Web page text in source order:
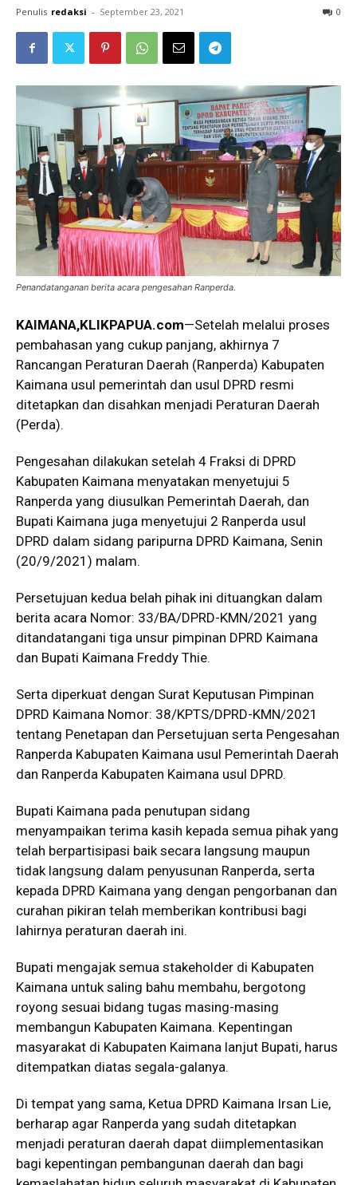
Penulis redaksi - September 23, 2021 0
Penandatanganan berita acara pengesahan Ranperda.
KAIMANA,KLIKPAPUA.com—Setelah melalui proses
pembahasan yang cukup panjang, akhirnya 7
Rancangan Peraturan Daerah (Ranperda) Kabupaten
Kaimana usul pemerintah dan usul DPRD resmi
ditetapkan dan disahkan menjadi Peraturan Daerah
(Perda).
Pengesahan dilakukan setelah 4 Fraksi di DPRD
Kabupaten Kaimana menyatakan menyetujui 5
Ranperda yang diusulkan Pemerintah Daerah, dan
Bupati Kaimana juga menyetujui 2 Ranperda usul
DPRD dalam sidang paripurna DPRD Kaimana, Senin
(20/9/2021) malam.
Persetujuan kedua belah pihak ini dituangkan dalam
berita acara Nomor: 33/BA/DPRD-KMN/2021 yang
ditandatangani tiga unsur pimpinan DPRD Kaimana
dan Bupati Kaimana Freddy Thie.
Serta diperkuat dengan Surat Keputusan Pimpinan
DPRD Kaimana Nomor: 38/KPTS/DPRD-KMN/2021
tentang Penetapan dan Persetujuan serta Pengesahan
Ranperda Kabupaten Kaimana usul Pemerintah Daerah
dan Ranperda Kabupaten Kaimana usul DPRD.
Bupati Kaimana pada penutupan sidang
menyampaikan terima kasih kepada semua pihak yang
telah berpartisipasi baik secara langsung maupun
tidak langsung dalam penyusunan Ranperda, serta
kepada DPRD Kaimana yang dengan pengorbanan dan
curahan pikiran telah memberikan kontribusi bagi
lahirnya peraturan daerah ini.
Bupati mengajak semua stakeholder di Kabupaten
Kaimana untuk saling bahu membahu, bergotong
royong sesuai bidang tugas masing-masing
membangun Kabupaten Kaimana. Kepentingan
masyarakat di Kabupaten Kaimana lanjut Bupati, harus
ditempatkan diatas segala-galanya.
Di tempat yang sama, Ketua DPRD Kaimana Irsan Lie,
berharap agar Ranperda yang sudah ditetapkan
menjadi peraturan daerah dapat diimplementasikan
bagi kepentingan pembangunan daerah dan bagi